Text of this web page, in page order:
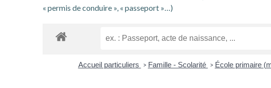
« permis de conduire », « passeport »…)
Accueil particuliers > Famille - Scolarité > École primaire